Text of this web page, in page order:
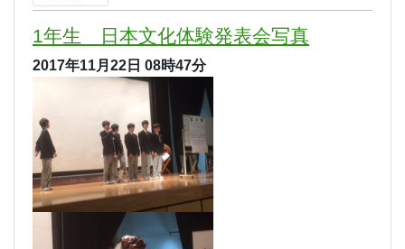
1年生 日本文化体験発表会写真
2017年11月22日 08時47分